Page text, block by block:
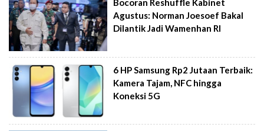
Bocoran Reshuffle Kabinet
Agustus: Norman Joesoef Bakal
Dilantik Jadi Wamenhan RI
6 HP Samsung Rp2 Jutaan Terbaik:
Kamera Tajam, NFC hingga
Koneksi 5G